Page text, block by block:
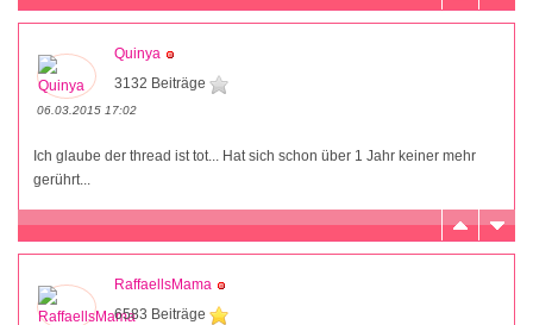
Quinya
3132 Beiträge
06.03.2015 17:02
Ich glaube der thread ist tot... Hat sich schon über 1 Jahr keiner mehr
gerührt...
RaffaellsMama
6583 Beiträge